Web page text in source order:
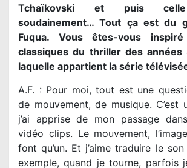
Tchaïkovski et puis celle
soudainement… Tout ça est du
Fuqua. Vous êtes-vous
classiques du thriller des années
laquelle appartient la série
A.F. : Pour moi, tout est une
de mouvement, de musique. C’est
j’ai apprise de mon passage
vidéo clips. Le mouvement,
font qu’un. Et j’aime traduire le
exemple, quand je tourne, parfois